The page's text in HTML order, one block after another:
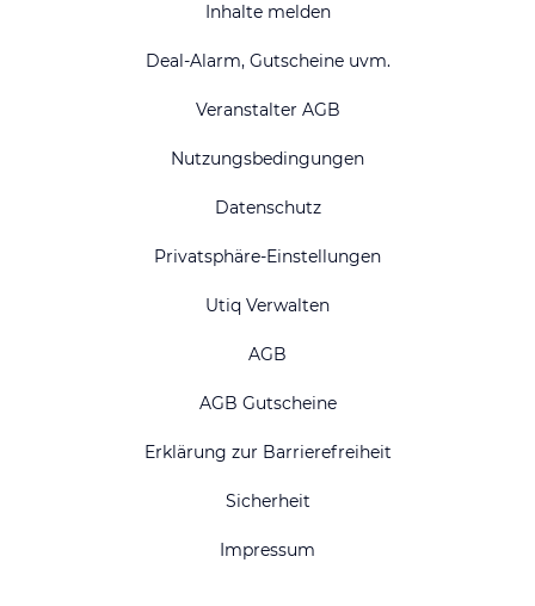
Inhalte melden
Deal-Alarm, Gutscheine uvm.
Veranstalter AGB
Nutzungsbedingungen
Datenschutz
Privatsphäre-Einstellungen
Utiq Verwalten
AGB
AGB Gutscheine
Erklärung zur Barrierefreiheit
Sicherheit
Impressum